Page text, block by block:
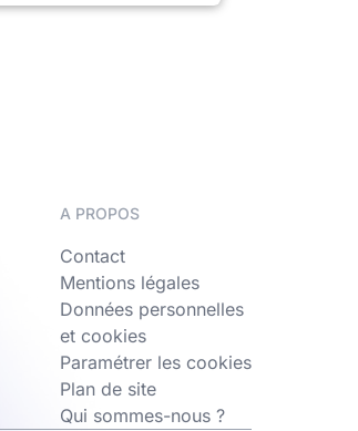
A PROPOS
Contact
Mentions légales
Données personnelles
et cookies
Paramétrer les cookies
Plan de site
Qui sommes-nous ?